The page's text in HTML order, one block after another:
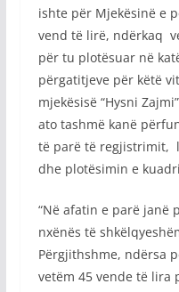
ishte për Mjekësinë e
vend të lirë, ndërkaq
për tu plotësuar në
përgatitjeve për këtë
mjekësisë “Hysni
ato tashmë kanë
të parë të regjistrimit,
dhe plotësimin e
“Në afatin e parë janë
nxënës të
Përgjithshme, ndërsa
vetëm 45 vende të lira